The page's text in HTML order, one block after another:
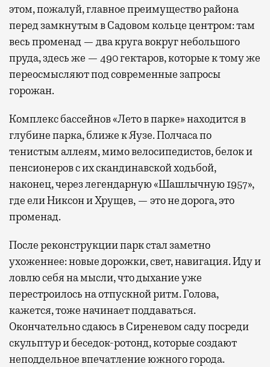
этом, пожалуй, главное преимущество района
перед замкнутым в Садовом кольце центром: там
весь променад — два круга вокруг небольшого
пруда, здесь же — 490 гектаров, которые к тому же
переосмысляют под современные запросы
горожан.
Комплекс бассейнов «Лето в парке» находится в
глубине парка, ближе к Яузе. Полчаса по
тенистым аллеям, мимо велосипедистов, белок и
пенсионеров с их скандинавской ходьбой,
наконец, через легендарную «Шашлычную 1957»,
где ели Никсон и Хрущев, — это не дорога, это
променад.
После реконструкции парк стал заметно
ухоженнее: новые дорожки, свет, навигация. Иду и
ловлю себя на мысли, что дыхание уже
перестроилось на отпускной ритм. Голова,
кажется, тоже начинает поддаваться.
Окончательно сдаюсь в Сиреневом саду посреди
скульптур и беседок-ротонд, которые создают
неподдельное впечатление южного города.